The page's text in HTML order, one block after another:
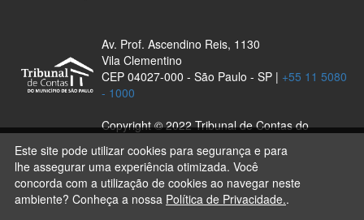
Av. Prof. Ascendino Reis, 1130
Vila Clementino
CEP 04027-000 - São Paulo - SP | +55 11 5080
- 1000
Copyright © 2022 Tribunal de Contas do
Reservados. Desenvolvido por NTI.
Este site pode utilizar cookies para segurança e para
lhe assegurar uma experiência otimizada. Você
concorda com a utilização de cookies ao navegar neste
ambiente? Conheça a nossa Política de Privacidade..